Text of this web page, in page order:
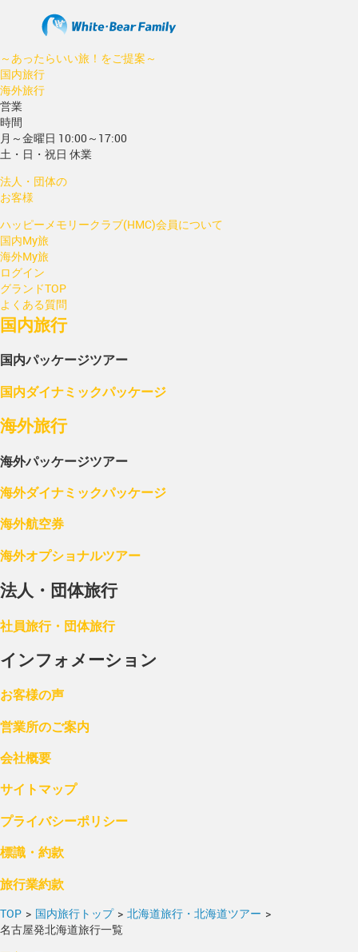
～あったらいい旅！をご提案～
国内旅行
海外旅行
営業
時間
月～金曜日 10:00～17:00
土・日・祝日 休業
法人・団体の
お客様
ハッピーメモリークラブ(HMC)会員について
国内My旅
海外My旅
ログイン
グランドTOP
よくある質問
国内旅行
国内パッケージツアー
国内ダイナミックパッケージ
海外旅行
海外パッケージツアー
海外ダイナミックパッケージ
海外航空券
海外オプショナルツアー
法人・団体旅行
社員旅行・団体旅行
インフォメーション
お客様の声
営業所のご案内
会社概要
サイトマップ
プライバシーポリシー
標識・約款
旅行業約款
TOP > 国内旅行トップ > 北海道旅行・北海道ツアー >
名古屋発北海道旅行一覧